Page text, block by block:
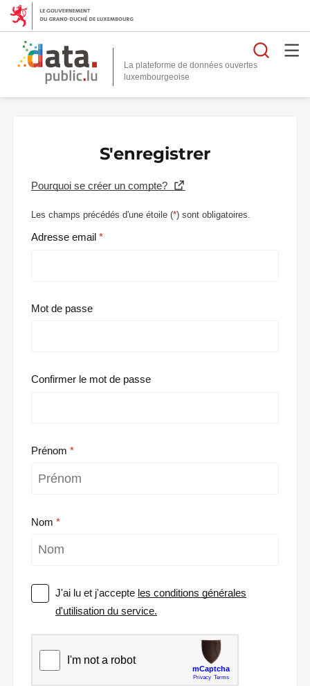
La plateforme de données ouvertes
S'enregistrer
Pourquoi se créer un compte?
Les champs précédés d'une étoile (*) sont obligatoires.
Adresse email
Mot de passe
Confirmer le mot de passe
Prénom
Nom
J'ai lu et j'accepte les conditions générales
d'utilisation du service.